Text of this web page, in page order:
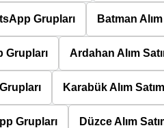
Grupları Batman
Grupları Ardahan Alım
Karabük Alım
Grupları Düzce Alım